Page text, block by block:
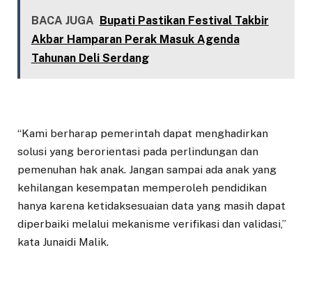
BACA JUGA Bupati Pastikan Festival Takbir
Akbar Hamparan Perak Masuk Agenda
Tahunan Deli Serdang
“Kami berharap pemerintah dapat menghadirkan
solusi yang berorientasi pada perlindungan dan
pemenuhan hak anak. Jangan sampai ada anak yang
kehilangan kesempatan memperoleh pendidikan
hanya karena ketidaksesuaian data yang masih dapat
diperbaiki melalui mekanisme verifikasi dan validasi,”
kata Junaidi Malik.